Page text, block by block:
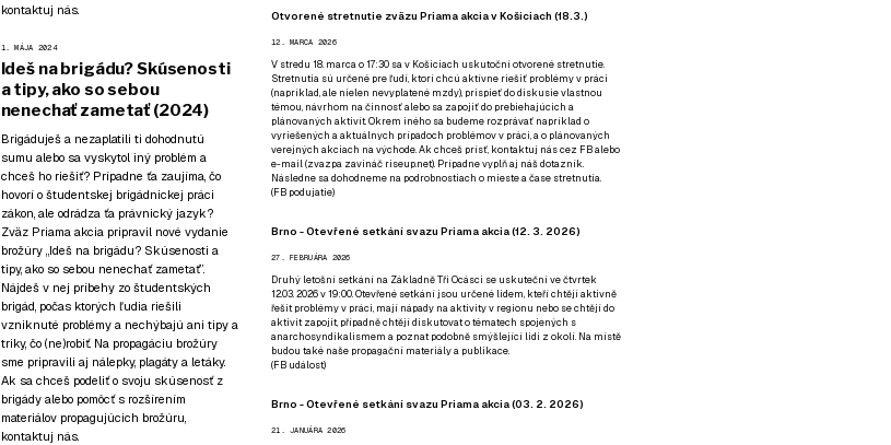
kontaktuj nás.
1. MÁJA 2024
Ideš na brigádu? Skúsenosti
a tipy, ako so sebou
nenechať zametať (2024)
Brigáduješ a nezaplatili ti dohodnutú
sumu alebo sa vyskytol iný problém a
chceš ho riešiť? Prípadne ťa zaujíma, čo
hovorí o študentskej brigádnickej práci
zákon, ale odrádza ťa právnický jazyk?
Zväz Priama akcia pripravil nové vydanie
brožúry „Ideš na brigádu? Skúsenosti a
tipy, ako so sebou nenechať zametať”.
Nájdeš v nej príbehy zo študentských
brigád, počas ktorých ľudia riešili
vzniknuté problémy a nechýbajú ani tipy a
triky, čo (ne)robiť. Na propagáciu brožúry
sme pripravili aj nálepky, plagáty a letáky.
Ak sa chceš podeliť o svoju skúsenosť z
brigády alebo pomôcť s rozšírením
materiálov propagujúcich brožúru,
kontaktuj nás.
Otvorené stretnutie zväzu Priama akcia v Košiciach (18.3.)
12. MARCA 2026
V stredu 18. marca o 17:30 sa v Košiciach uskutoční otvorené stretnutie.
Stretnutia sú určené pre ľudí, ktorí chcú aktívne riešiť problémy v práci
(napríklad, ale nielen nevyplatené mzdy), prispieť do diskusie vlastnou
témou, návrhom na činnosť alebo sa zapojiť do prebiehajúcich a
plánovaných aktivít. Okrem iného sa budeme rozprávať napríklad o
vyriešených a aktuálnych prípadoch problémov v práci, a o plánovaných
verejných akciach na východe. Ak chceš prísť, kontaktuj nás cez FBalebo
e-mail (zvazpa zavináč riseup.net). Prípadnevyplň aj náš dotazník.
Následne sa dohodneme na podrobnostiach o mieste a čase stretnutia.
(FB podujatie)
Brno - Otevřené setkání svazu Priama akcia (12. 3. 2026)
27. FEBRUÁRA 2026
Druhý letošní setkání na Základně Tři Ocásci se uskuteční ve čtvrtek
12.03. 2026 v 19:00. Otevřené setkání jsou určené lidem, kteří chtějí aktivně
řešit problémy v práci, mají nápady na aktivity v regionu nebo se chtějí do
aktivit zapojit, případně chtějí diskutovat o tématech spojených s
anarchosyndikalismem a poznat podobně smýšlející lidi z okolí. Na místě
budou také naše propagační materiály a publikace.
(FB událost)
Brno - Otevřené setkání svazu Priama akcia (03. 2. 2026)
21. JANUÁRA 2026